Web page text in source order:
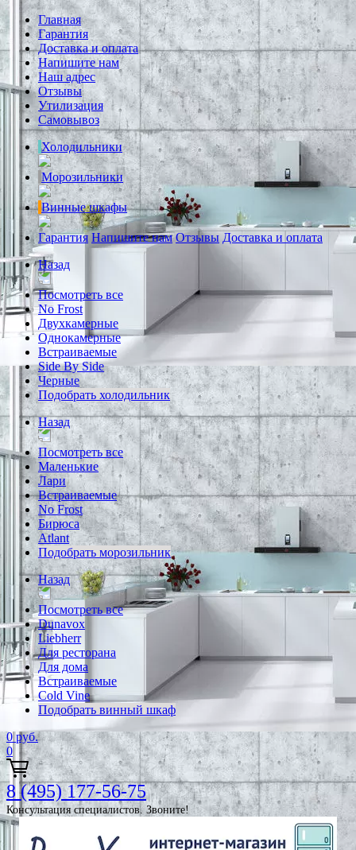
Главная
Гарантия
Доставка и оплата
Напишите нам
Наш адрес
Отзывы
Утилизация
Самовывоз
Холодильники
Морозильники
Винные шкафы
Гарантия Напишите нам Отзывы Доставка и оплата
Назад
Посмотреть все
No Frost
Двухкамерные
Однокамерные
Встраиваемые
Side By Side
Черные
Подобрать холодильник
Назад
Посмотреть все
Маленькие
Лари
Встраиваемые
No Frost
Бирюса
Atlant
Подобрать морозильник
Назад
Посмотреть все
Dunavox
Liebherr
Для ресторана
Для дома
Встраиваемые
Cold Vine
Подобрать винный шкаф
0 руб.
0
8 (495) 177-56-75
Консультация специалистов. Звоните!